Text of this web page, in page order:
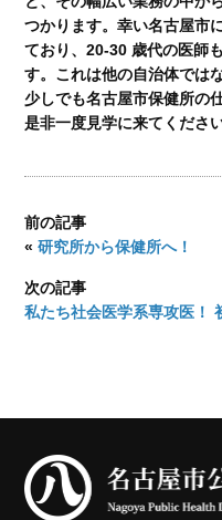
つかります。幸い名古屋市
ており、20-30 歳代の医師
す。これは他の自治体では
少しでも名古屋市保健所の
是非一度見学に来てください
前の記事
«研究所から保健所へ！
次の記事
私たち社会医学系専攻医！